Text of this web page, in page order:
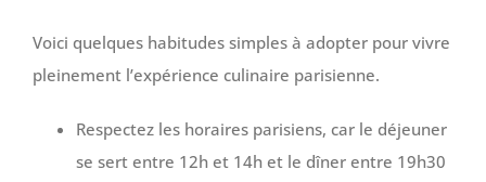
Voici quelques habitudes simples à adopter pour vivre
pleinement l’expérience culinaire parisienne.
Respectez les horaires parisiens, car le déjeuner
se sert entre 12h et 14h et le dîner entre 19h30